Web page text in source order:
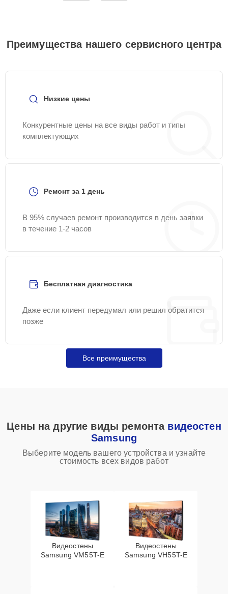
Преимущества нашего сервисного центра
Низкие цены
Конкурентные цены на все виды работ и типы
комплектующих
Ремонт за 1 день
В 95% случаев ремонт производится в день заявки
в течение 1-2 часов
Бесплатная диагностика
Даже если клиент передумал или решил обратится
позже
Все преимущества
Цены на другие виды ремонта видеостен
Samsung
Выберите модель вашего устройства и узнайте
стоимость всех видов работ
Видеостены
Samsung VM55T-E
Видеостены
Samsung VH55T-E